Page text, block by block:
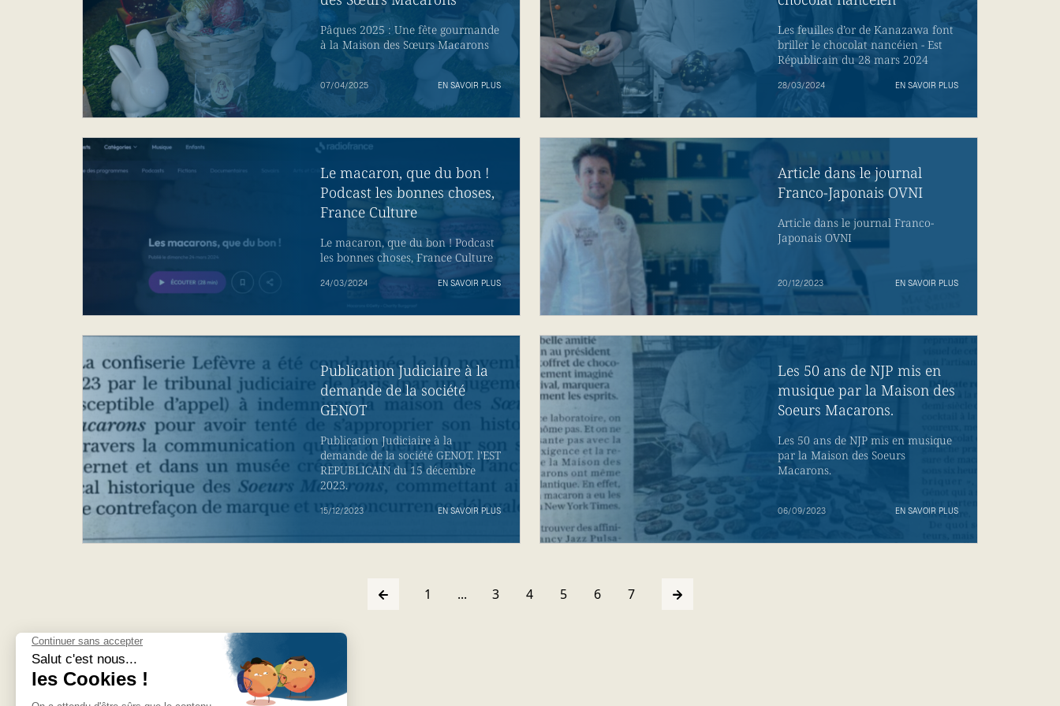
Pâques 2025 : Une fête gourmande
à la Maison des Sœurs Macarons
07/04/2025 EN SAVOIR PLUS
Les feuilles d’or de Kanazawa font
briller le chocolat nancéien - Est
Républicain du 28 mars 2024
28/03/2024 EN SAVOIR PLUS
Le macaron, que du bon !
Podcast les bonnes choses,
France Culture
Le macaron, que du bon ! Podcast
les bonnes choses, France Culture
24/03/2024 EN SAVOIR PLUS
Article dans le journal
Franco-Japonais OVNI
Article dans le journal Franco-
Japonais OVNI
20/12/2023 EN SAVOIR PLUS
Publication Judiciaire à la
demande de la société
GENOT
Publication Judiciaire à la
demande de la société GENOT. l'EST
REPUBLICAIN du 15 décembre
2023.
15/12/2023 EN SAVOIR PLUS
Les 50 ans de NJP mis en
musique par la Maison des
Soeurs Macarons.
Les 50 ans de NJP mis en musique
par la Maison des Soeurs
Macarons.
06/09/2023 EN SAVOIR PLUS
1 ... 3 4 5 6 7